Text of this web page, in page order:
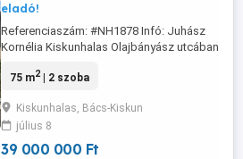
eladó!
Referenciaszám: #NH1878 Infó: Juhász
Kornélia Kiskunhalas Olajbányász utcában
Kiskunhalas a Modinvest szomszédjában,
megvételre egy 1300 m -es telken
elhelyezkedő 75m2 családi házat. Az
ingatlan tégla falazatú, cserépfedéssel és
75 m2| 2 szoba
Kiskunhalas, Bács-Kiskun
július 8
39 000 000 Ft